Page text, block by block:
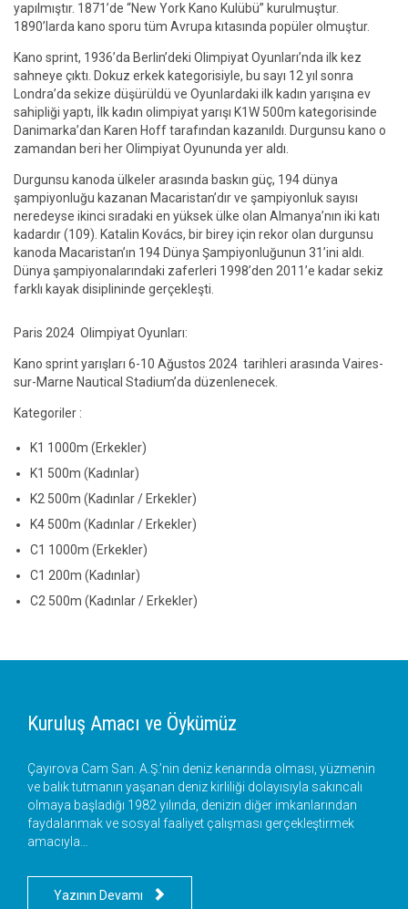
yapılmıştır. 1871’de “New York Kano Kulübü” kurulmuştur.
1890’larda kano sporu tüm Avrupa kıtasında popüler olmuştur.
Kano sprint, 1936’da Berlin’deki Olimpiyat Oyunları’nda ilk kez
sahneye çıktı. Dokuz erkek kategorisiyle, bu sayı 12 yıl sonra
Londra’da sekize düşürüldü ve Oyunlardaki ilk kadın yarışına ev
sahipliği yaptı, İlk kadın olimpiyat yarışı K1W 500m kategorisinde
Danimarka’dan Karen Hoff tarafından kazanıldı. Durgunsu kano o
zamandan beri her Olimpiyat Oyununda yer aldı.
Durgunsu kanoda ülkeler arasında baskın güç, 194 dünya
şampiyonluğu kazanan Macaristan’dır ve şampiyonluk sayısı
neredeyse ikinci sıradaki en yüksek ülke olan Almanya’nın iki katı
kadardır (109). Katalin Kovács, bir birey için rekor olan durgunsu
kanoda Macaristan’ın 194 Dünya Şampiyonluğunun 31’ini aldı.
Dünya şampiyonalarındaki zaferleri 1998’den 2011’e kadar sekiz
farklı kayak disiplininde gerçekleşti.
Paris 2024 Olimpiyat Oyunları:
Kano sprint yarışları 6-10 Ağustos 2024 tarihleri arasında Vaires-
sur-Marne Nautical Stadium’da düzenlenecek.
Kategoriler :
K1 1000m (Erkekler)
K1 500m (Kadınlar)
K2 500m (Kadınlar / Erkekler)
K4 500m (Kadınlar / Erkekler)
C1 1000m (Erkekler)
C1 200m (Kadınlar)
C2 500m (Kadınlar / Erkekler)
Kuruluş Amacı ve Öykümüz
Çayırova Cam San. A.Ş.’nin deniz kenarında olması, yüzmenin
ve balık tutmanın yaşanan deniz kirliliği dolayısıyla sakıncalı
olmaya başladığı 1982 yılında, denizin diğer imkanlarından
faydalanmak ve sosyal faaliyet çalışması gerçekleştirmek
amacıyla…
Yazının Devamı 